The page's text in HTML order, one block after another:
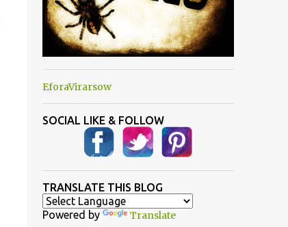
EforaVirarsow
SOCIAL LIKE & FOLLOW
TRANSLATE THIS BLOG
Powered by Translate